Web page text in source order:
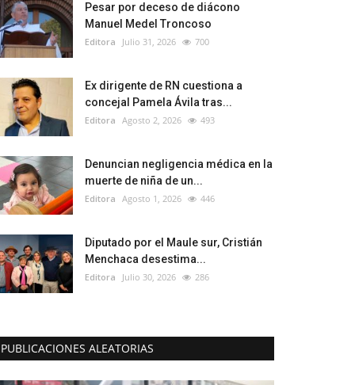
Pesar por deceso de diácono
Manuel Medel Troncoso
Editora Julio 31, 2026 700
Ex dirigente de RN cuestiona a
concejal Pamela Ávila tras...
Editora Agosto 2, 2026 493
Denuncian negligencia médica en la
muerte de niña de un...
Editora Agosto 1, 2026 446
Diputado por el Maule sur, Cristián
Menchaca desestima...
Editora Julio 30, 2026 286
PUBLICACIONES ALEATORIAS